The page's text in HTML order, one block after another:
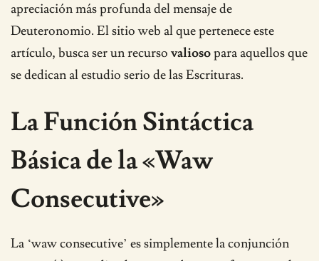
apreciación más profunda del mensaje de
Deuteronomio. El sitio web al que pertenece este
artículo, busca ser un recurso valiosopara aquellos que
se dedican al estudio serio de las Escrituras.
La Función Sintáctica
Básica de la «Waw
Consecutive»
La ‘waw consecutive’ es simplemente la conjunción